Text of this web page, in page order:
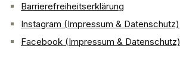
Barrierefreiheitserklärung
Instagram (Impressum & Datenschutz)
Facebook (Impressum & Datenschutz)